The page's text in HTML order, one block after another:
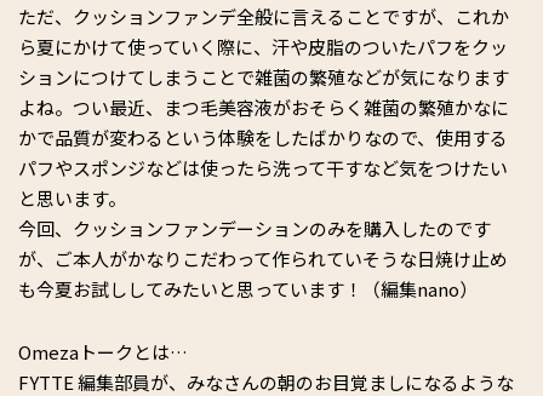
ただ、クッションファンデ全般に言えることですが、これか
ら夏にかけて使っていく際に、汗や皮脂のついたパフをクッ
ションにつけてしまうことで雑菌の繁殖などが気になります
よね。つい最近、まつ毛美容液がおそらく雑菌の繁殖かなに
かで品質が変わるという体験をしたばかりなので、使用する
パフやスポンジなどは使ったら洗って干すなど気をつけたい
と思います。
今回、クッションファンデーションのみを購入したのです
が、ご本人がかなりこだわって作られていそうな日焼け止め
も今夏お試ししてみたいと思っています！（編集nano）
Omezaトークとは…
FYTTE 編集部員が、みなさんの朝のお目覚ましになるような